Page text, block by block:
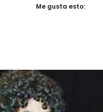
Me gusta esto: